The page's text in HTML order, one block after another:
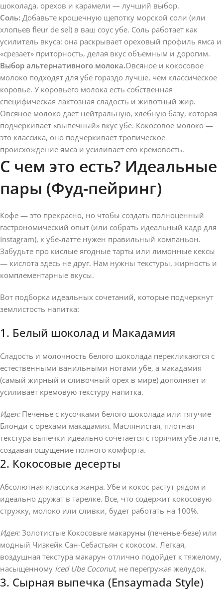
шоколада, орехов и карамели — лучший выбор.
Соль: Добавьте крошечную щепотку морской соли (или
хлопьев fleur de sel) в ваш соус убе. Соль работает как
усилитель вкуса: она раскрывает ореховый профиль ямса и
«срезает» приторность, делая вкус объемным и дорогим.
Выбор альтернативного молока.Овсяное и кокосовое
молоко подходят для убе гораздо лучше, чем классическое
коровье. У коровьего молока есть собственная
специфическая лактозная сладость и животный жир.
Овсяное молоко дает нейтральную, хлебную базу, которая
подчеркивает «выпечный» вкус убе. Кокосовое молоко —
это классика, оно подчеркивает тропическое
происхождение ямса и усиливает его кремовость.
С чем это есть? Идеальные
пары (Фуд-пейринг)
Кофе — это прекрасно, но чтобы создать полноценный
гастрономический опыт (или собрать идеальный кадр для
Instagram), к убе-латте нужен правильный компаньон.
Забудьте про кислые ягодные тарты или лимонные кексы
— кислота здесь не друг. Нам нужны текстуры, жирность и
комплементарные вкусы.
Вот подборка идеальных сочетаний, которые подчеркнут
землистость напитка:
1. Белый шоколад и Макадамия
Сладость и молочность белого шоколада перекликаются с
естественными ванильными нотами убе, а макадамия
(самый жирный и сливочный орех в мире) дополняет и
усиливает кремовую текстуру напитка.
Идея:Печенье с кусочками белого шоколада или тягучие
Блонди с орехами макадамия. Маслянистая, плотная
текстура выпечки идеально сочетается с горячим убе-латте,
создавая ощущение полного комфорта.
2. Кокосовые десерты
Абсолютная классика жанра. Убе и кокос растут рядом и
идеально дружат в тарелке. Все, что содержит кокосовую
стружку, молоко или сливки, будет работать на 100%.
Идея:Золотистые Кокосовые макаруны (печенье-безе) или
модный Чизкейк Сан-Себастьян с кокосом. Легкая,
воздушная текстура макарун отлично подойдет к тяжелому,
насыщенному Iced Ube Coconut, не перегружая желудок.
3. Сырная выпечка (Ensaymada Style)